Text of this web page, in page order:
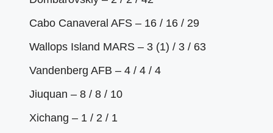
Cabo Canaveral AFS – 16 / 16 / 29
Wallops Island MARS – 3 (1) / 3 / 63
Vandenberg AFB – 4 / 4 / 4
Jiuquan – 8 / 8 / 10
Xichang – 1 / 2 / 1